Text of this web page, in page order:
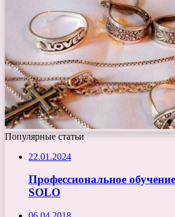
Популярные статьи
22.01.2024
Профессиональное
SOLO